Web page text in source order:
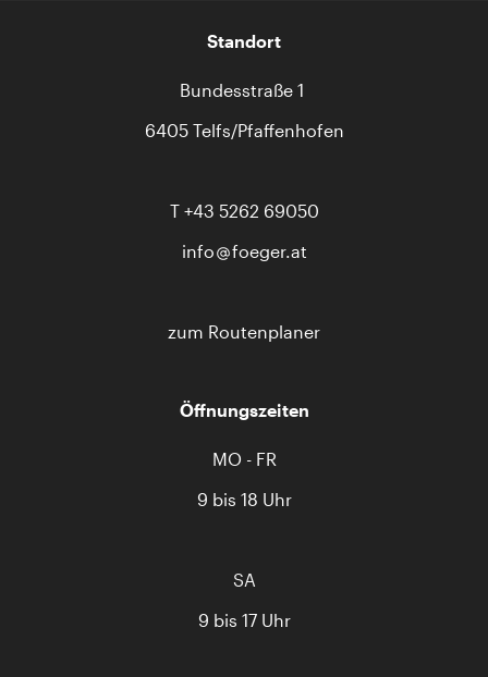
Standort
Bundesstraße 1
6405 Telfs/Pfaffenhofen
T +43 5262 69050
info
foeger.at
zum Routenplaner
Öffnungszeiten
MO - FR
9 bis 18 Uhr
SA
9 bis 17 Uhr